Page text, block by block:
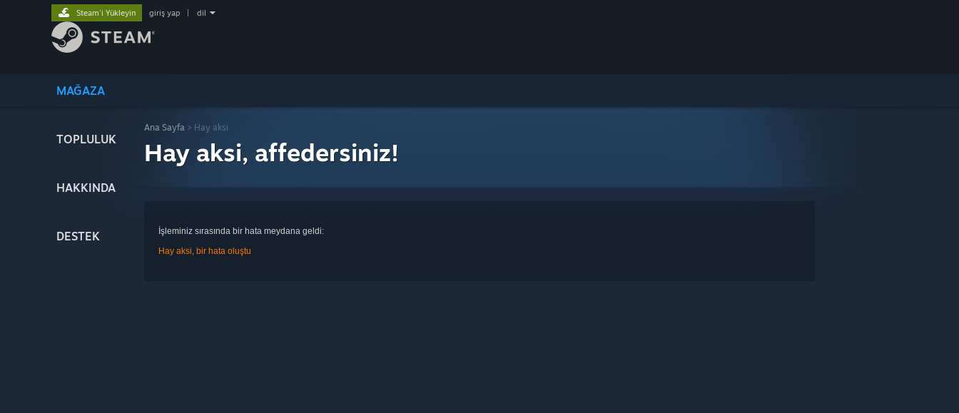
MAĞAZA
TOPLULUK
HAKKINDA
DESTEK
Steam'i Yükleyin giriş yap dil
Ana Sayfa > Hay aksi
Hay aksi, affedersiniz!
İşleminiz sırasında bir hata meydana geldi:
Hay aksi, bir hata oluştu